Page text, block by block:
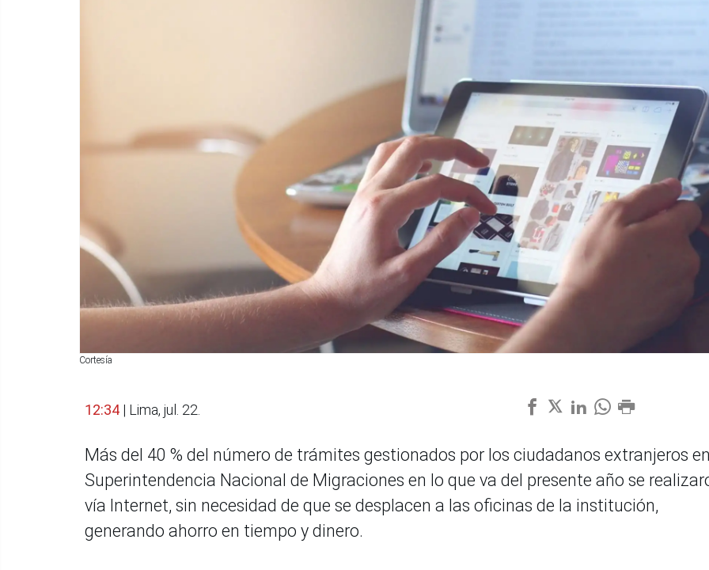
Cortesía
12:34 | Lima, jul. 22.
Más del 40 % del número de trámites gestionados por los ciudadanos extranjeros
Superintendencia Nacional de Migraciones en lo que va del presente año se
vía Internet, sin necesidad de que se desplacen a las oficinas de la institución,
generando ahorro en tiempo y dinero.